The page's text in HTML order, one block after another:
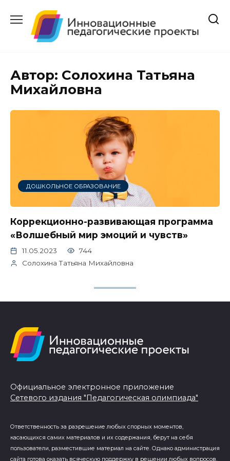
содержанию
Автор: Солохина Татьяна
Михайловна
ДОШКОЛЬНОЕ ОБРАЗОВАНИЕ
Коррекционно-развивающая программа
«Волшебный мир эмоций и чувств»
11.05.2023
744
Солохина Татьяна Михайловна
Официальное электронное приложение
Сетевого издания "Педагогическая олимпиада"
Ответственность за разрешение любых спорных моментов,
касающихся самих материалов и их содержания, берут на себя
пользователи, разместившие материал на сайте. Однако администрация
сайта готова оказать всяческую поддержку в решении любых вопросов,